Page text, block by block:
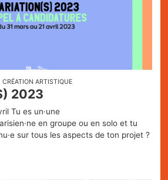
CRÉATION ARTISTIQUE
2023
Tu es un·une
en groupe ou en solo et tu
sur tous les aspects de ton projet ?